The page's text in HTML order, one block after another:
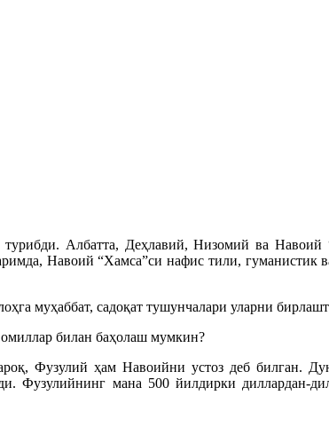
Албатта, Деҳлавий, Низомий ва
Навоий “Хамса”си нафис тили,
муҳаббат, садоқат тушунчалари уларни
билан баҳолаш мумкин?
Фузулий ҳам Навоийни устоз деб билган.
Фузулийнинг мана 500 йилдирки диллардан-